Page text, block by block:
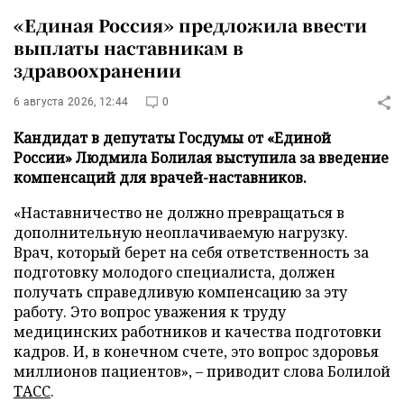
«Единая Россия» предложила ввести
выплаты наставникам в
здравоохранении
6 августа 2026, 12:44 0
Кандидат в депутаты Госдумы от «Единой
России» Людмила Болилая выступила за введение
компенсаций для врачей-наставников.
«Наставничество не должно превращаться в
дополнительную неоплачиваемую нагрузку.
Врач, который берет на себя ответственность за
подготовку молодого специалиста, должен
получать справедливую компенсацию за эту
работу. Это вопрос уважения к труду
медицинских работников и качества подготовки
кадров. И, в конечном счете, это вопрос здоровья
миллионов пациентов», – приводит слова Болилой
ТАСС.